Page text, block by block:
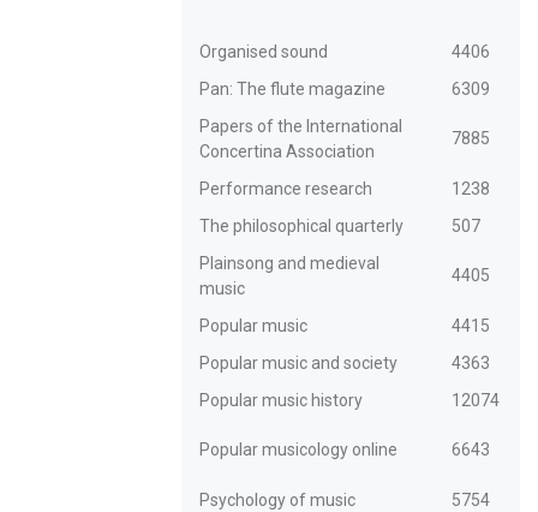
Organised sound
4406
Pan: The flute magazine
6309
Papers of the International
Concertina Association
7885
Performance research
1238
The philosophical quarterly
507
Plainsong and medieval
music
4405
Popular music
4415
Popular music and society
4363
Popular music history
12074
Popular musicology online 6643
Psychology of music
5754